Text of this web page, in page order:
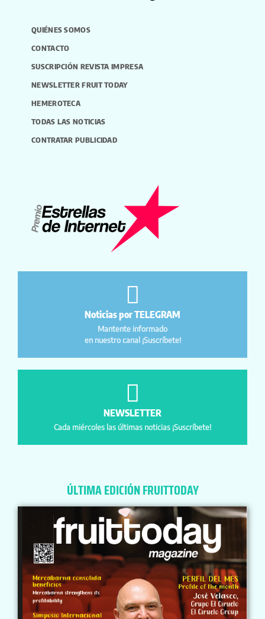
QUIÉNES SOMOS
CONTACTO
SUSCRIPCIÓN REVISTA IMPRESA
NEWSLETTER FRUIT TODAY
HEMEROTECA
TODAS LAS NOTICIAS
CONTRATAR PUBLICIDAD
Noticias por TELEGRAM
Mantente informado
en nuestro canal ¡Suscríbete!
NEWSLETTER
Cada miércoles las últimas noticias ¡Suscríbete!
ÚLTIMA EDICIÓN FRUITTODAY